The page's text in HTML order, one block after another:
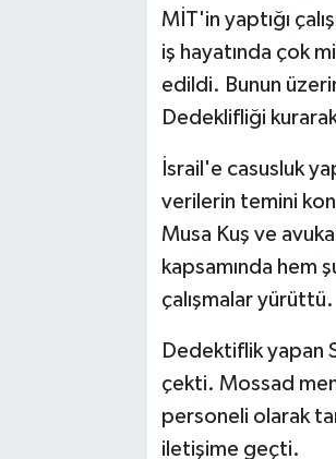
MİT'in yaptığı
iş hayatında çok
edildi. Bunun
Dedeklifliği
İsrail'e casusluk
verilerin temini
Musa Kuş ve
kapsamında hem
çalışmalar yürüttü.
Dedektiflik yapan
çekti. Mossad
personeli olarak
iletişime geçti.